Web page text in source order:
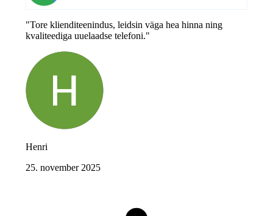
"Tore klienditeenindus, leidsin väga hea hinna ning
kvaliteediga uuelaadse telefoni."
Henri
25. november 2025